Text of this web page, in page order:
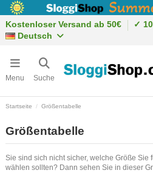
Kostenloser Versand ab 50€
✓
Deutsch
Menu Suche
Startseite Größentabelle
Größentabelle
Sie sind sich nicht sicher, welche Größe Sie
wählen sollten? Dann sehen Sie in dieser